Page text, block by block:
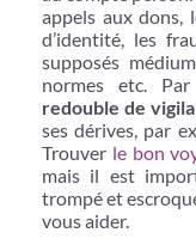
appels aux dons,
d’identité, les
supposés
normes etc.
redouble de
ses dérives, par
Trouver le bon
mais il est
trompé et
vous aider.